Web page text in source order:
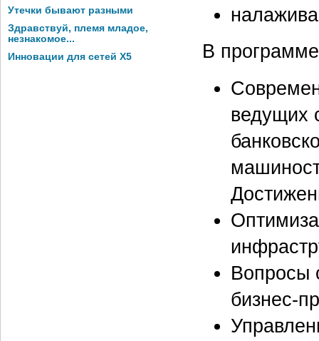
Утечки бывают разными
Здравствуй, племя младое,
незнакомое...
Инновации для сетей X5
В
ведущих
Вопросы
бизнес-